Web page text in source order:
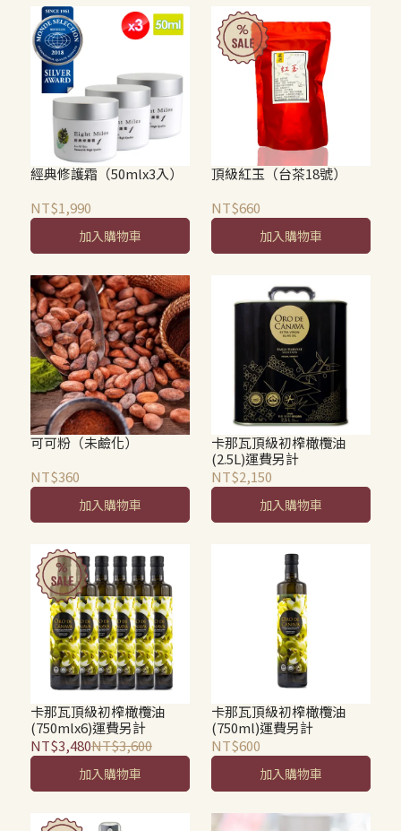
經典修護霜（50mlx3入）
NT$1,990
加入購物車
頂級紅玉（台茶18號）
NT$660
加入購物車
可可粉（未鹼化）
NT$360
加入購物車
卡那瓦頂級初榨橄欖油
(2.5L)運費另計
NT$2,150
加入購物車
卡那瓦頂級初榨橄欖油
(750mlx6)運費另計
NT$3,480NT$3,600
加入購物車
卡那瓦頂級初榨橄欖油
(750ml)運費另計
NT$600
加入購物車